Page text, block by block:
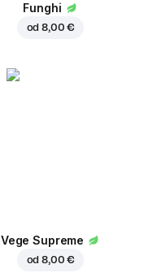
Funghi
od8,00 €
Vege Supreme
od8,00 €